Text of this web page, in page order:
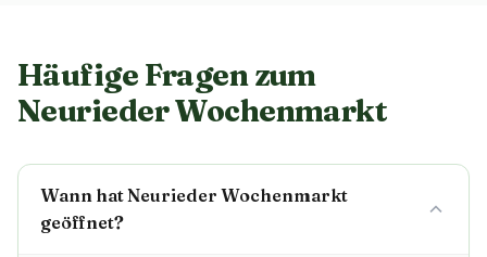
Häufige Fragen zum
Neurieder Wochenmarkt
Wann hat Neurieder Wochenmarkt
geöffnet?